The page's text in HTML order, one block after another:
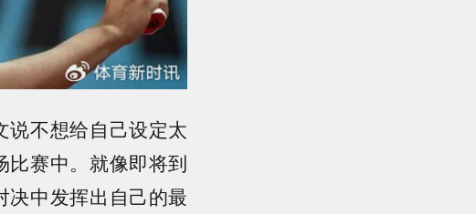
说不想给自己设定太
比赛中。就像即将到
决中发挥出自己的最